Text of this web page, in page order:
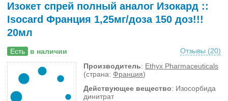
Изокет спрей полный аналог Изокард ::
Isocard Франция 1,25мг/доза 150 доз!!!
20мл
Есть в наличии Отзывы (20)
Производитель: Ethyx Pharmaceuticals
(страна: Франция)
Действующее вещество: Изосорбида
динитрат